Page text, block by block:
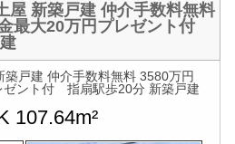
屋 新築戸建 仲介手数料無料
最大20万円プレゼント付
築戸建 仲介手数料無料 3580万円
ゼント付 指扇駅歩20分 新築戸建
107.64m²